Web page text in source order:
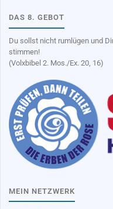
DAS 8. GEBOT
Du sollst nicht rumlügen und
stimmen!
(Volxbibel 2. Mos./Ex. 20, 16)
MEIN NETZWERK